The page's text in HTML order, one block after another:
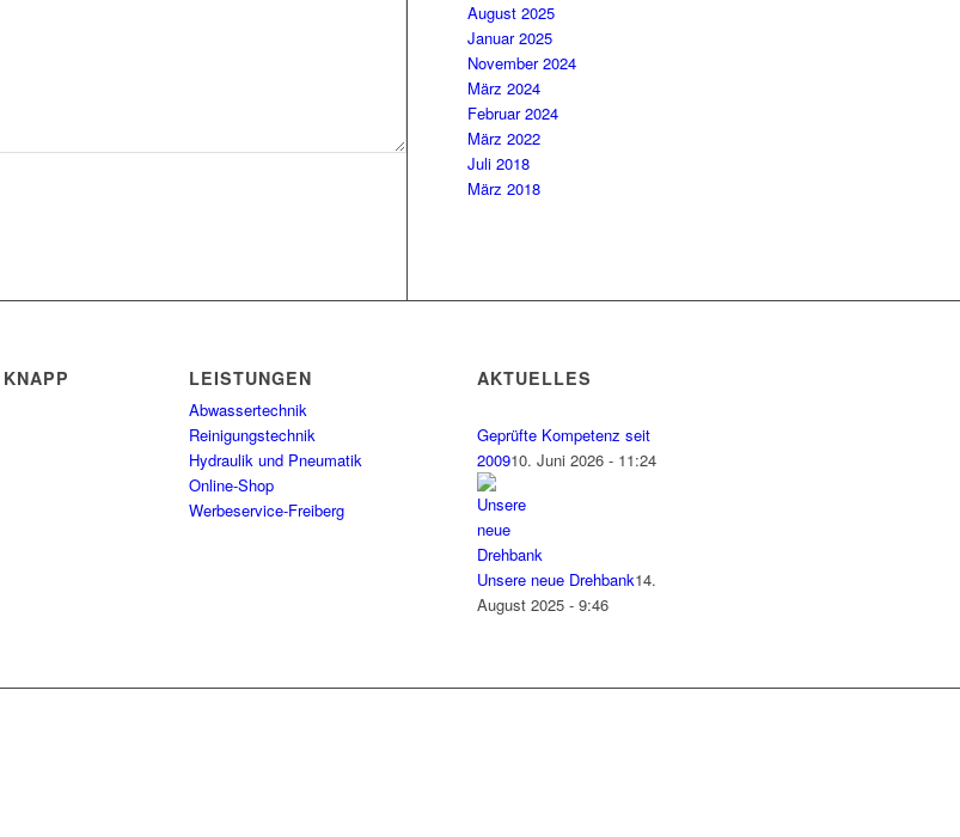
August 2025
Januar 2025
November 2024
März 2024
Februar 2024
März 2022
Juli 2018
März 2018
LEISTUNGEN
Abwassertechnik
Reinigungstechnik
Hydraulik und Pneumatik
Online-Shop
Werbeservice-Freiberg
AKTUELLES
Geprüfte Kompetenz seit
200910. Juni 2026 - 11:24
Unsere neue Drehbank14.
August 2025 - 9:46